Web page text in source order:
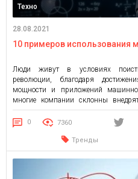
Техно
28.08.2021
10 примеров использования
Люди живут в условиях
революции, благодаря
мощности и приложений
многие компании склонны
обучения наряду с
интеллекта, чтобы оставаться
необходима для улучшения
эффективность своего бизнеса. С
0 7360
Тренды